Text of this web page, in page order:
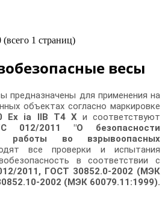
1 страниц)
весы
предназначены для применения на
объектах согласно маркировке
Ex ia IIB T4 X и соответствуют
012/2011 "О безопасности
работы во взрывоопасных
все проверки и испытания
в соответствии с
2011, ГОСТ 30852.0-2002 (МЭК
2002 (МЭК 60079.11:1999).